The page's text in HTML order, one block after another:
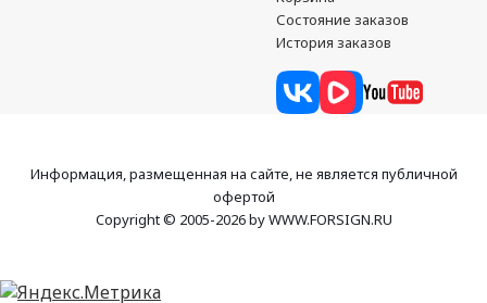
Состояние заказов
История заказов
Информация, размещенная на сайте, не является публичной
офертой
Copyright © 2005-2026 by WWW.FORSIGN.RU